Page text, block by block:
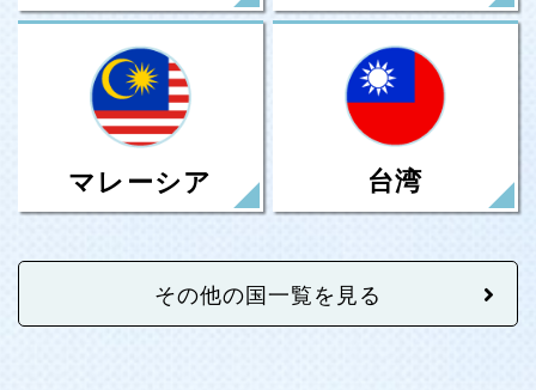
マレーシア 台湾
その他の国一覧を見る